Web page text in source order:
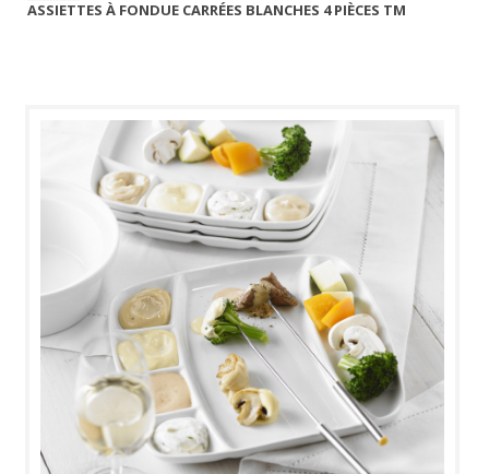
ASSIETTES À FONDUE CARRÉES BLANCHES 4 PIÈCES TM